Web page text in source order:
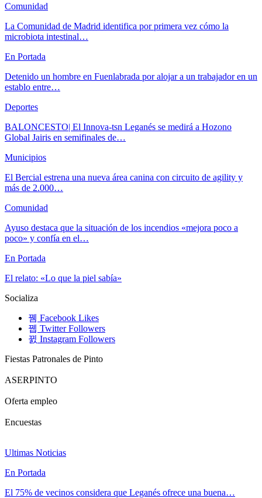
Comunidad
La Comunidad de Madrid identifica por primera vez cómo la
microbiota intestinal…
En Portada
Detenido un hombre en Fuenlabrada por alojar a un trabajador en un
establo entre…
Deportes
BALONCESTO| El Innova-tsn Leganés se medirá a Hozono
Global Jairis en semifinales de…
Municipios
El Bercial estrena una nueva área canina con circuito de agility y
más de 2.000…
Comunidad
Ayuso destaca que la situación de los incendios «mejora poco a
poco» y confía en el…
En Portada
El relato: «Lo que la piel sabía»
Socializa
Facebook Likes
Twitter Followers
Instagram Followers
Fiestas Patronales de Pinto
ASERPINTO
Oferta empleo
Encuestas
Ultimas Noticias
En Portada
El 75% de vecinos considera que Leganés ofrece una buena…